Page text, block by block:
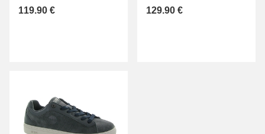
119.90 € 129.90 €